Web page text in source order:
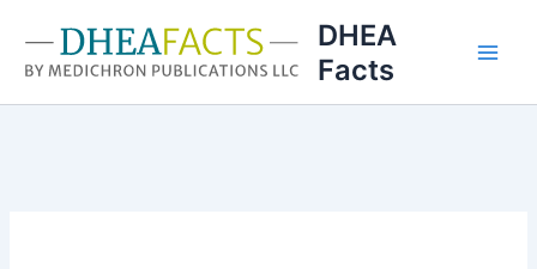
contenuto
DHEA
Facts